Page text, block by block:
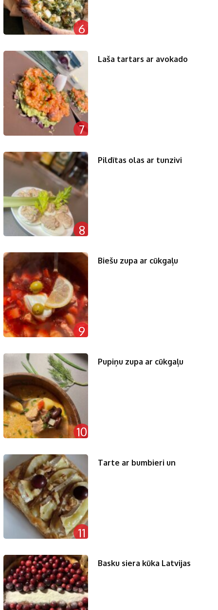
6
7
Laša tartars ar avokado
8
Pildītas olas ar tunzivi
9
Biešu zupa ar cūkgaļu
10
Pupiņu zupa ar cūkgaļu
11
Tarte ar bumbieri un
Basku siera kūka Latvijas